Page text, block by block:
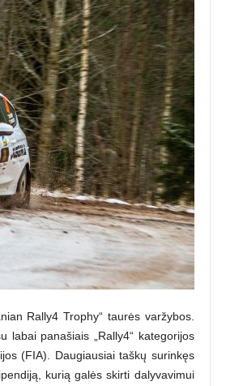
Rally4 Trophy“ taurės varžybos.
panašiais „Rally4“ kategorijos
(FIA). Daugiausiai taškų surinkęs
kurią galės skirti dalyvavimui